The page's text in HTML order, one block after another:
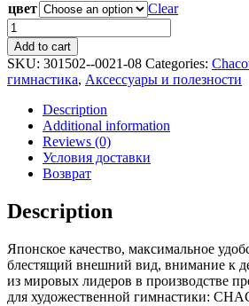
цвет
Clear
Катушка
CHACOTT
(для
ленты)
quantity
Add to cart
SKU: 301502--0021-08 Categories:
гимнастика, Аксессуары и полезности
Description
Additional information
Reviews (0)
Условия доставки
Возврат
Description
Японское качество, максимальное
блестящий внешний вид, внимание к
из мировых лидеров в производстве
для художественной гимнастики: